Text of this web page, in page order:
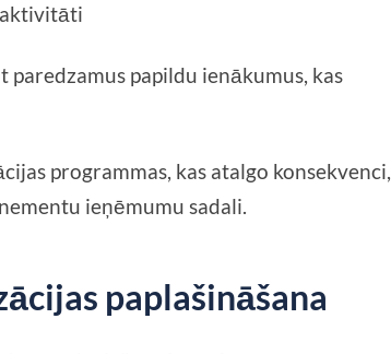
papildu ienākumus, kas
programmas, kas atalgo konsekvenci,
ieņēmumu sadali.
paplašināšana